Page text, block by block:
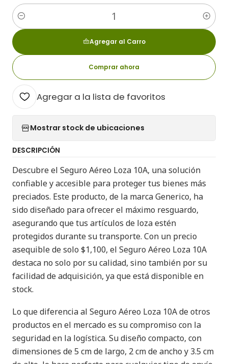
Cantidad
Agregar al Carro
Comprar ahora
Agregar a la lista de favoritos
Mostrar stock de ubicaciones
DESCRIPCIÓN
Descubre el Seguro Aéreo Loza 10A, una solución
confiable y accesible para proteger tus bienes más
preciados. Este producto, de la marca Generico, ha
sido diseñado para ofrecer el máximo resguardo,
asegurando que tus artículos de loza estén
protegidos durante su transporte. Con un precio
asequible de solo $1,100, el Seguro Aéreo Loza 10A
destaca no solo por su calidad, sino también por su
facilidad de adquisición, ya que está disponible en
stock.
Lo que diferencia al Seguro Aéreo Loza 10A de otros
productos en el mercado es su compromiso con la
seguridad en la logística. Su diseño compacto, con
dimensiones de 5 cm de largo, 2 cm de ancho y 3.5 cm